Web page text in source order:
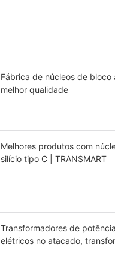
Fábrica de núcleos de bloco
melhor qualidade
Melhores produtos com
silício tipo C | TRANSMART
Transformadores de
elétricos no atacado,